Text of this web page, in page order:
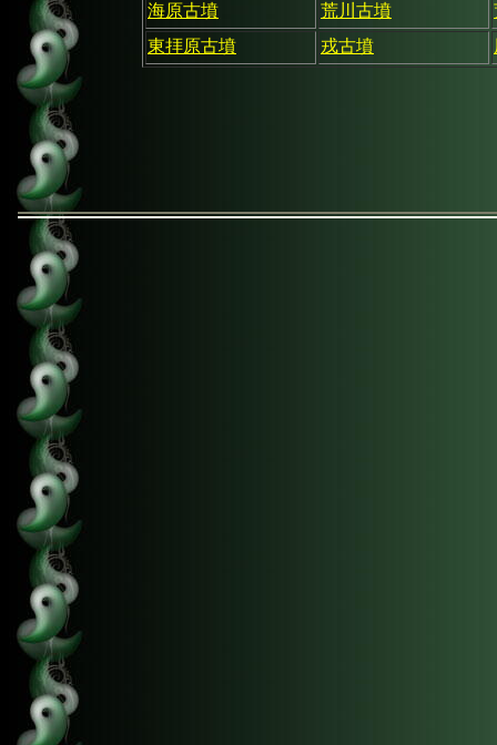
海原古墳
荒川古墳
東拝原古墳
戎古墳